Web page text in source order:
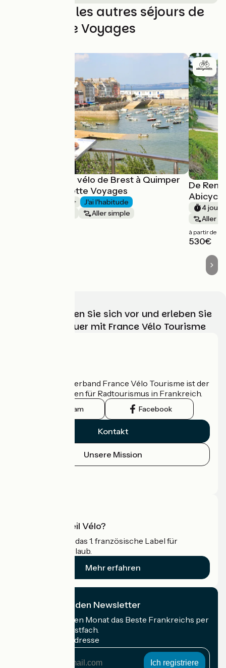
Découvrez les autres séjours de
Abicyclette Voyages
La Bretagne à vélo de Brest à Quimper
avec Abicyclette Voyages
1 semaine et +
J'ai l'habitude
Aller simple
De
4 jours
Aller
à partir de
530€
Wählen, bereiten Sie sich vor und erleben Sie
Ihr Radabenteuer mit France Vélo Tourisme
Der nationale Verband France Vélo Tourisme ist der
offizielle Leitfaden für Radtourismus in Frankreich.
Instagram Facebook
Kontakt
Unsere Mission
Was ist Accueil Vélo?
Accueil Vélo ist das 1. französische Label für
Radfahrer im Urlaub.
Mehr erfahren
Ich abonniere den Newsletter
Erhalten Sie jeden Monat das Beste Frankreichs per
Rad in Ihrem Postfach.
Meine E-Mail-Adresse